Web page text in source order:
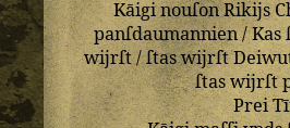
KāiginouſonRikijs
panſdaumannien/Kas
wijrſt/ſtaswijrſt
ſtas wijrſt
Prei